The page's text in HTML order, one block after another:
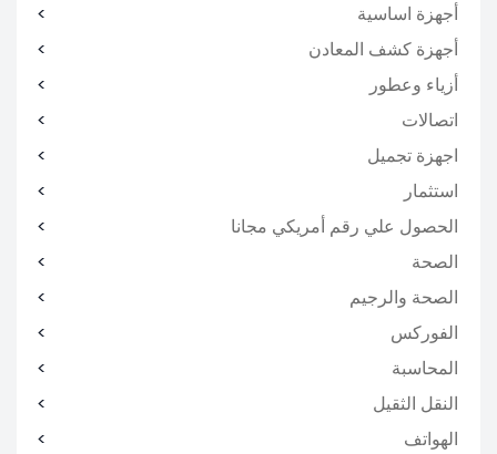
أجهزة اساسية
أجهزة كشف المعادن
أزياء وعطور
اتصالات
اجهزة تجميل
استثمار
الحصول علي رقم أمريكي مجانا
الصحة
الصحة والرجيم
الفوركس
المحاسبة
النقل الثقيل
الهواتف